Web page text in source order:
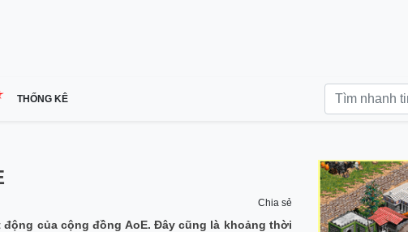
THỐNG KÊ
Chia sẻ
của cộng đồng AoE. Đây cũng là khoảng thời